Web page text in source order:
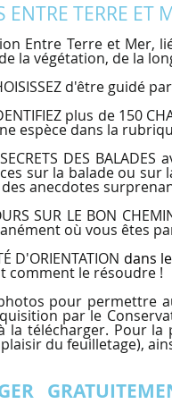
ENTRE TERRE ET
Entre Terre et Mer,
la végétation, de la
d'être guidé
plus de 150
espèce dans la
SECRETS DES
sur la balade ou
anecdotes
SUR LE BON
où vous êtes
D'ORIENTATION dans le
comment le résoudre !
pour permettre
par le
la télécharger. Pour
du feuilletage),